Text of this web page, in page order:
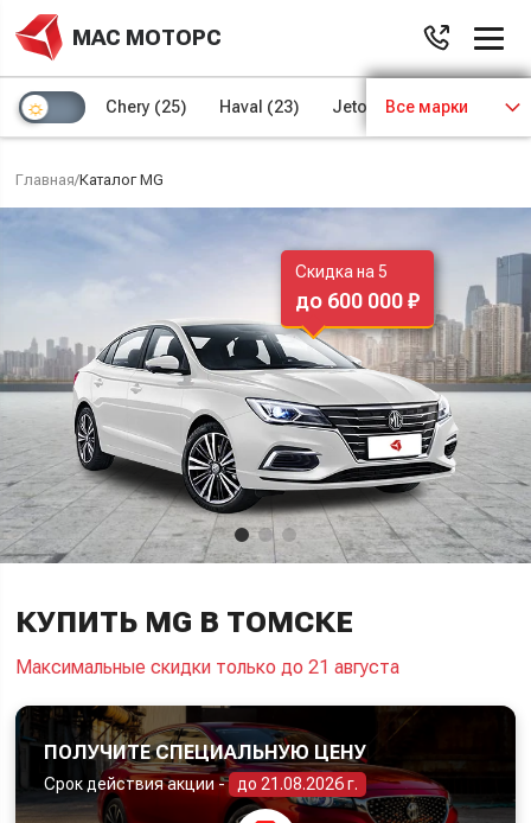
МАС МОТОРС
Chery (25) Haval (23) Jetour (8) Kaiyi (4)
Все марки
Главная/Каталог MG
КУПИТЬ MG В ТОМСКЕ
Максимальные скидки только до 21 августа
ПОЛУЧИТЕ СПЕЦИАЛЬНУЮ ЦЕНУ
Срок действия акции - до 21.08.2026 г.
Скидка на 5
до 600 000 ₽